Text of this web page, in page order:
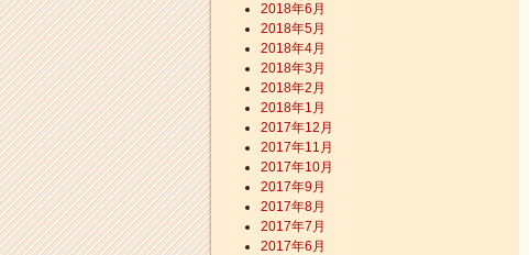
2018年6月
2018年5月
2018年4月
2018年3月
2018年2月
2018年1月
2017年12月
2017年11月
2017年10月
2017年9月
2017年8月
2017年7月
2017年6月